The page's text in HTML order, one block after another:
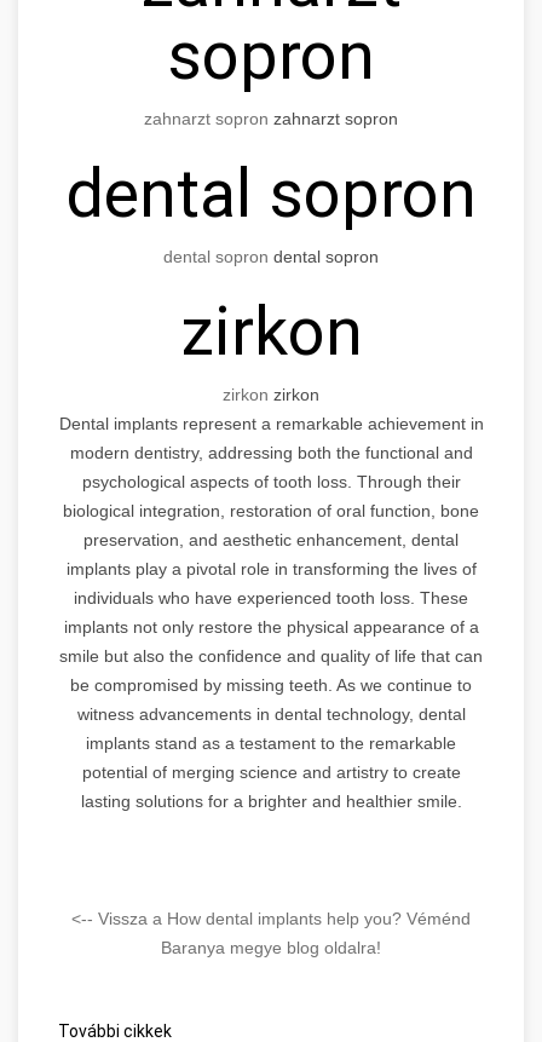
sopron
zahnarzt sopron zahnarzt sopron
dental sopron
dental sopron dental sopron
zirkon
zirkon zirkon
Dental implants represent a remarkable achievement in
modern dentistry, addressing both the functional and
psychological aspects of tooth loss. Through their
biological integration, restoration of oral function, bone
preservation, and aesthetic enhancement, dental
implants play a pivotal role in transforming the lives of
individuals who have experienced tooth loss. These
implants not only restore the physical appearance of a
smile but also the confidence and quality of life that can
be compromised by missing teeth. As we continue to
witness advancements in dental technology, dental
implants stand as a testament to the remarkable
potential of merging science and artistry to create
lasting solutions for a brighter and healthier smile.
<-- Vissza a How dental implants help you? Véménd
Baranya megye blog oldalra!
További cikkek